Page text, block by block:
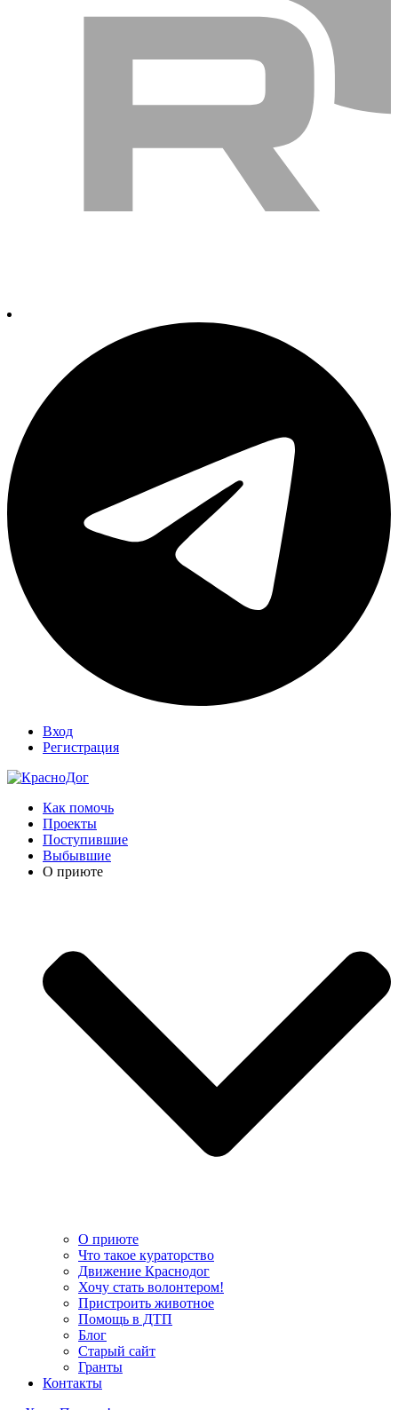
Вход
Регистрация
Как помочь
Проекты
Поступившие
Выбывшие
О приюте
О приюте
Что такое кураторство
Движение Краснодог
Хочу стать волонтером!
Пристроить животное
Помощь в ДТП
Блог
Старый сайт
Гранты
Контакты